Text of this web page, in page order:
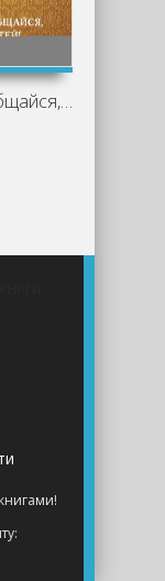
Думай, общайся, богатей! 6 бестселлеров